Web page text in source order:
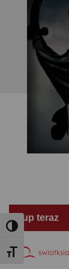
Toggle High
Toggle Font
Kup teraz